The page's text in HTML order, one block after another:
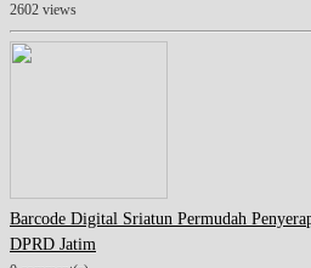
2602 views
Barcode Digital Sriatun Permudah
DPRD Jatim